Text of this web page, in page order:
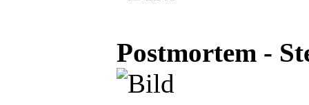
Postmortem -